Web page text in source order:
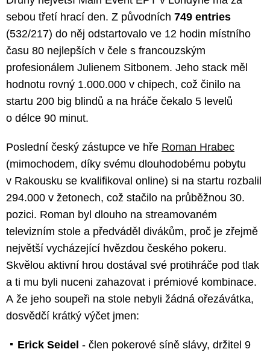
sebou třetí hrací den. Z původních 749 entries
(532/217) do něj odstartovalo ve 12 hodin místního
času 80 nejlepších v čele s francouzským
profesionálem Julienem Sitbonem. Jeho stack měl
hodnotu rovný 1.000.000 v chipech, což činilo na
startu 200 big blindů a na hráče čekalo 5 levelů
o délce 90 minut.
Poslední český zástupce ve hře Roman Hrabec
(mimochodem, díky svému dlouhodobému pobytu
v Rakousku se kvalifikoval online) si na startu rozbalil
294.000 v žetonech, což stačilo na průběžnou 30.
pozici. Roman byl dlouho na streamovaném
televizním stole a předváděl divákům, proč je zřejmě
největší vycházející hvězdou českého pokeru.
Skvělou aktivní hrou dostával své protihráče pod tlak
a ti mu byli nuceni zahazovat i prémiové kombinace.
A že jeho soupeři na stole nebyli žádná ořezávátka,
dosvědčí krátký výčet jmen:
Erick Seidel - člen pokerové síně slávy, držitel 9